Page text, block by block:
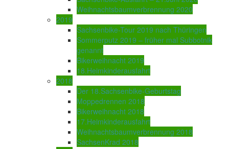
Weihnachtsbaumverbrennung 2020
2019
Sachsenbike-Tour 2019 nach Thüringen
Sommerputz 2019 – früher mal Subbotnik
genannt
Bikerweihnacht 2019
18.Heimkinderausfahrt
2018
Der 18.Sachsenbike-Geburtstag
Moppedrennen 2018
Bikerweihnacht 2018
17.Heimkinderausfahrt
Weihnachtsbaumverbrennung 2018
SachsenKrad 2018